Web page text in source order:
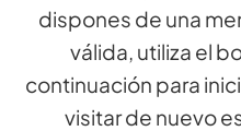
dispones de una
válida, utiliza el
continuación para
visitar de nuevo